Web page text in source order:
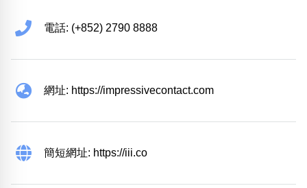
電話: (+852) 2790 8888
網址: https://impressivecontact.com
簡短網址: https://iii.co